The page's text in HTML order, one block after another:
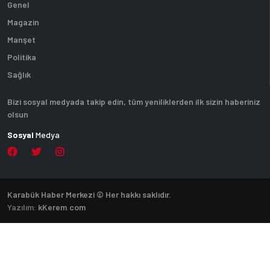
Genel
Magazin
Manşet
Politika
Sağlık
Bizi sosyal medyada takip edin, tüm yeniliklerden ilk sizin haberiniz
olsun
Sosyal Medya
Karabük Haber Merkezi © Her hakkı saklıdır.
Yazılım: kKerem.com